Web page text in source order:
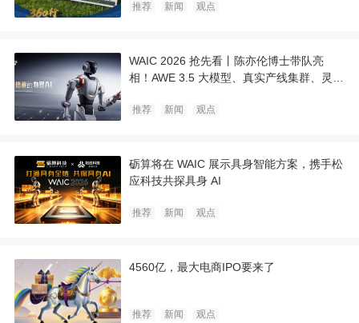
推荐 新闻 观点
WAIC 2026 抢先看丨陈亦伦博士带队亮
相！AWE 3.5 大模型、真实产线集群、灵巧
推荐 新闻 观点
砺算将在 WAIC 展示具身智能方案，携手松
应科技共探具身 AI
推荐 新闻 观点
4560亿，最大电商IPO要来了
推荐 新闻 观点